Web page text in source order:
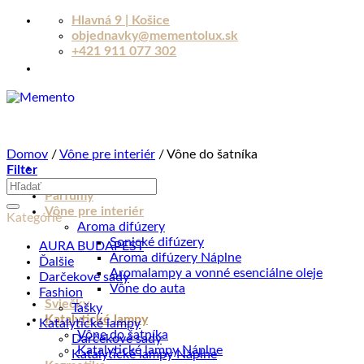
Skip
Hlavná 9 | Košice
objednavky@mementolux.sk
+421 911 077 302
Parfumy
Vône pre interiér
Aroma difúzery
Sonické difúzery
Aroma difúzery Náplne
Aromalampy a vonné esenciálne oleje
Vône do auta
Sviečky
Katalytické lampy
Vône do šatníka
Katalytické lampy Náplne
Domov /Vône pre interiér /Vône do šatníka
Filter
Hľadať:
Kategórie
AURA BUDAPEST
Ďalšie
Darčekové sady
Fashion
Tašky
Katalytické lampy
Darčekové sady
Katalytické lampy Náplne